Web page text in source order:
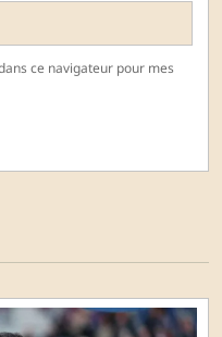
ce navigateur pour mes